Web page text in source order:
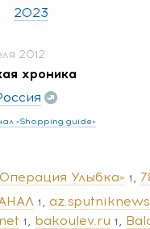
2023
2012
хроника
«Shopping guide»
Улыбка» 1
1
1 bakoulev.ru 1